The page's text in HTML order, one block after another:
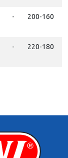
- 200-160
- 220-180